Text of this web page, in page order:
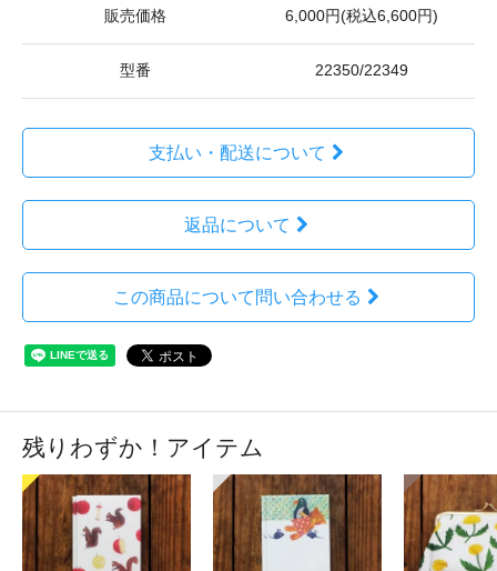
販売価格 6,000円(税込6,600円)
型番 22350/22349
支払い・配送について
返品について
この商品について問い合わせる
残りわずか！アイテム